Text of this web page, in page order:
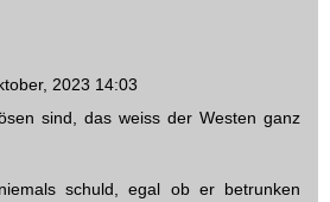
2023 14:03
sind, das weiss der Westen ganz
schuld, egal ob er betrunken